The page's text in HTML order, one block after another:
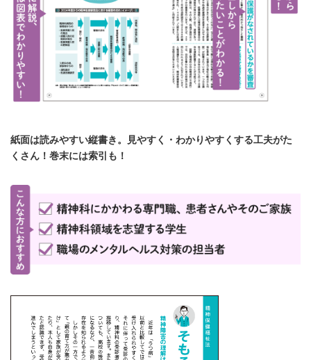
紙面は読みやすい縦書き。見やすく・わかりやすくする工夫がた
くさん！巻末には索引も！